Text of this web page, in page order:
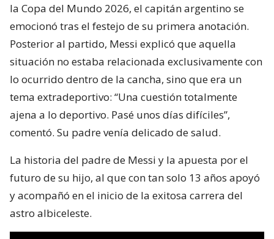
la Copa del Mundo 2026, el capitán argentino se
emocionó tras el festejo de su primera anotación.
Posterior al partido, Messi explicó que aquella
situación no estaba relacionada exclusivamente con
lo ocurrido dentro de la cancha, sino que era un
tema extradeportivo: “Una cuestión totalmente
ajena a lo deportivo. Pasé unos días difíciles”,
comentó. Su padre venía delicado de salud.
La historia del padre de Messi y la apuesta por el
futuro de su hijo, al que con tan solo 13 años apoyó
y acompañó en el inicio de la exitosa carrera del
astro albiceleste.